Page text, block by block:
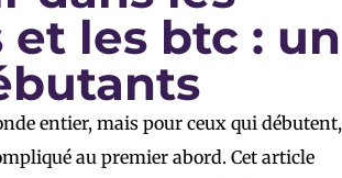
les btc : un
entier, mais pour ceux qui débutent,
au premier abord. Cet article